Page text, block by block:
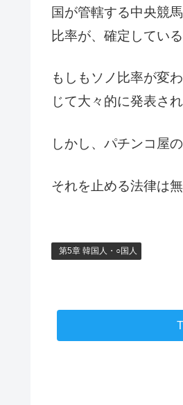
国が管轄する中央競
比率が、確定している
もしもソノ比率が変
じて大々的に発表され
しかし、パチンコ屋
それを止める法律は無
第5章 韓国人・○国人